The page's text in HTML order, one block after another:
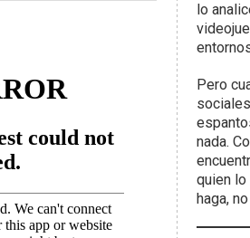
lo
Pero
nada.
quien lo
haga,